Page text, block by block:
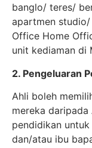
banglo/ teres/
apartmen
Office Home
unit kediaman di
2. Pengeluaran
Ahli boleh
mereka daripada
pendidikan
dan/atau ibu